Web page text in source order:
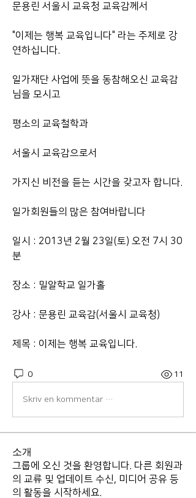
문용린 서울시 교육청 교육감께서
"이제는 행복 교육입니다" 라는 주제로 강
연하십니다.
일가재단 사업에 뜻을 동참해오신 교육감
님을 모시고
평소의 교육철학과
서울시 교육감으로서
일가회원들의 많은 참여바랍니다
일시 : 2013년 2월 23일(토) 오전 7시 30
분
장소 : 밀알학교 일가홀
강사 : 문용린 교육감(서울시 교육청)
제목 : 이제는 행복 교육입니다.
0 11
Skriv en kommentar …
소개
그룹에 오신 것을 환영합니다. 다른 회원과
의 교류 및 업데이트 수신, 미디어 공유 등
의 활동을 시작하세요.